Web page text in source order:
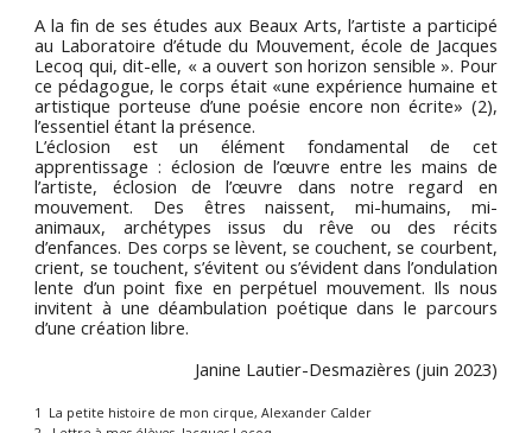
A la fin de ses études aux Beaux Arts, l’artiste a participé
au Laboratoire d’étude du Mouvement, école de Jacques
Lecoq qui, dit-elle, « a ouvert son horizon sensible ». Pour
ce pédagogue, le corps était «une expérience humaine et
artistique porteuse d’une poésie encore non écrite» (2),
l’essentiel étant la présence.
L’éclosion est un élément fondamental de cet
apprentissage : éclosion de l’œuvre entre les mains de
l’artiste, éclosion de l’œuvre dans notre regard en
mouvement. Des êtres naissent, mi-humains, mi-
animaux, archétypes issus du rêve ou des récits
d’enfances. Des corps se lèvent, se couchent, se courbent,
crient, se touchent, s’évitent ou s’évident dans l’ondulation
lente d’un point fixe en perpétuel mouvement. Ils nous
invitent à une déambulation poétique dans le parcours
d’une création libre.
Janine Lautier-Desmazières (juin 2023)
1 La petite histoire de mon cirque, Alexander Calder